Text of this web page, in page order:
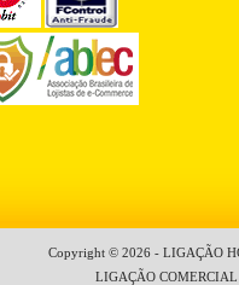
Copyright © 2026 - LIGAÇÃO
LIGAÇÃO